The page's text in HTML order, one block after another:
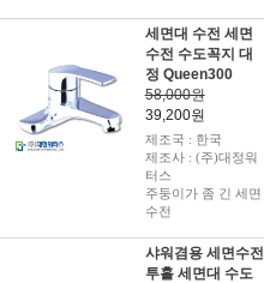
세면대 수전 세면
수전 수도꼭지 대
정 Queen300
58,000원
39,200원
제조국 : 한국
제조사 : (주)대정워
터스
주둥이가 좀 긴 세면
수전
샤워겸용 세면수전
투홀 세면대 수도